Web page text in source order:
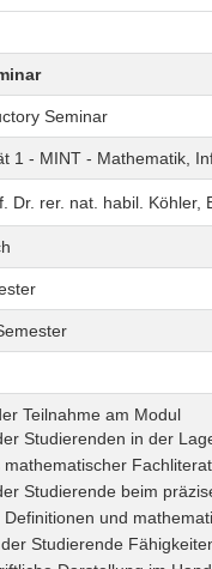
Seminar
1 - MINT - Mathematik,
Dr. rer. nat. habil. Köhler,
Teilnahme am Modul
Studierenden in der
mathematischer
Studierende beim
Definitionen und
Studierende